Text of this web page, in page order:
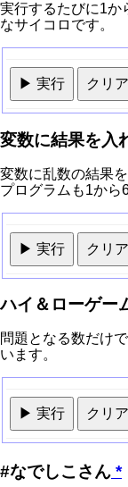
実行するたびに1か
なサイコロです。
▶ 実行 クリア
変数に結果を入
変数に乱数の結果
プログラムも1から
▶ 実行 クリア
ハイ＆ローゲー
問題となる数だけ
います。
▶ 実行 クリア
#なでしこさん *